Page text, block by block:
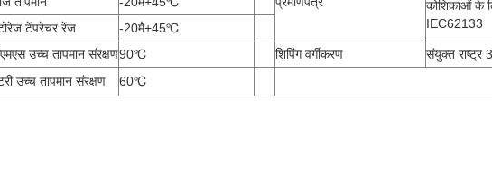
कोशिकाओं के
IEC62133
टेंपरेचर रेंज -20मैं+45℃
उच्च तापमान संरक्षण90℃ शिपिंग वर्गीकरण
संयुक्त राष्ट्र
उच्च तापमान संरक्षण
60℃